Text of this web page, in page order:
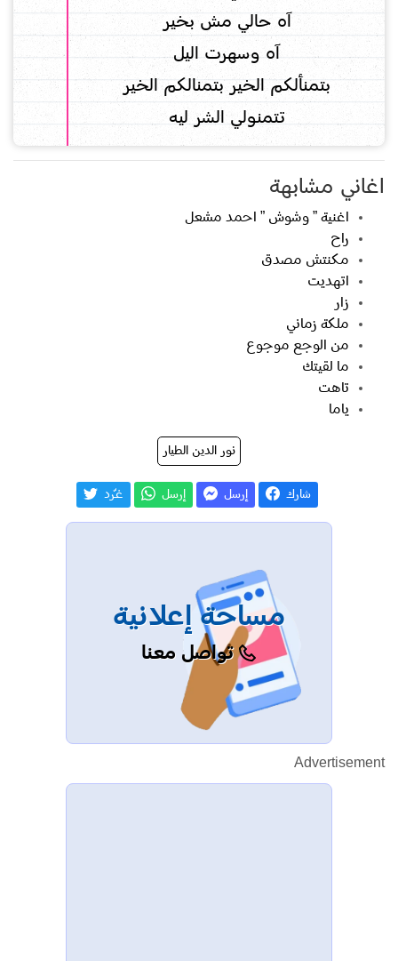
آه حالي مش بخير
آه وسهرت اليل
بتمنألكم الخير بتمنالكم الخير
تتمنولي الشر ليه
اغاني مشابهة
اغنية ” وشوش ” احمد مشعل
راح
مكنتش مصدق
اتهديت
زار
ملكة زماني
من الوجع موجوع
ما لقيتك
تاهت
ياما
نور الدين الطيار
شارك إرسل إرسل غـّرد
مساحة إعلانية
تواصل معنا
Advertisement